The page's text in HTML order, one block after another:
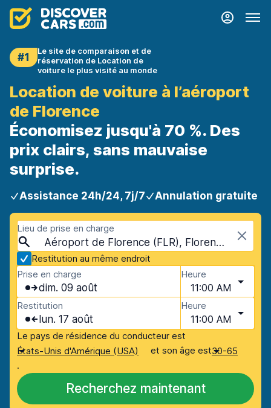
#1
Le site de comparaison et de
réservation de Location de
voiture le plus visité au monde
Location de voiture à l’aéroport
de Florence
Économisez jusqu'à 70 %. Des
prix clairs, sans mauvaise
surprise.
Assistance 24h/24, 7j/7 Annulation gratuite
Lieu de prise en charge
Aéroport de Florence (FLR), Florence, Italie
Restitution au même endroit
Prise en charge
dim. 09 août
Heure
11:00 AM
Restitution
lun. 17 août
Heure
11:00 AM
Le pays de résidence du conducteur est
États-Unis d'Amérique (USA)
et son âge est30-65
.
Recherchez maintenant